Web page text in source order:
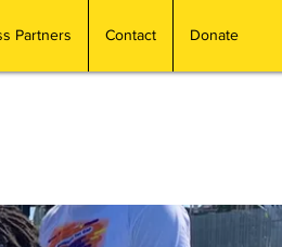
Partners Contact Donate